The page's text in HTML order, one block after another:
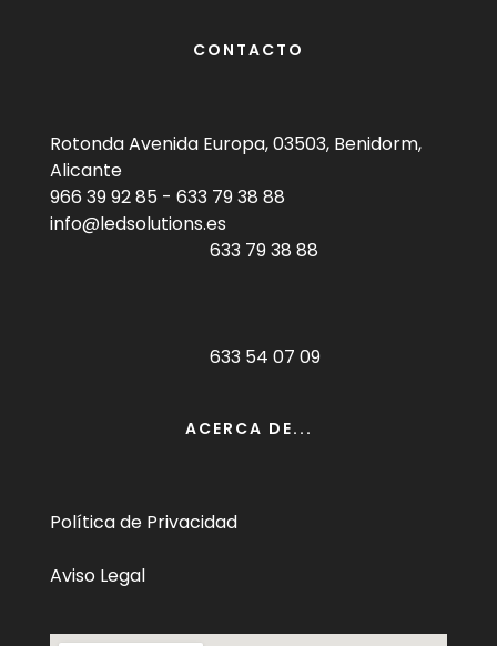
CONTACTO
Rotonda Avenida Europa, 03503, Benidorm,
Alicante
966 39 92 85 - 633 79 38 88
info@ledsolutions.es
633 79 38 88
633 54 07 09
ACERCA DE...
Política de Privacidad
Aviso Legal